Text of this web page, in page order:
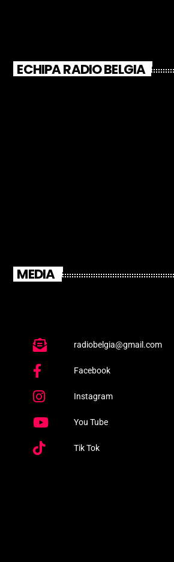
ECHIPA RADIO BELGIA
MEDIA
radiobelgia@gmail.com
Facebook
Instagram
You Tube
Tik Tok